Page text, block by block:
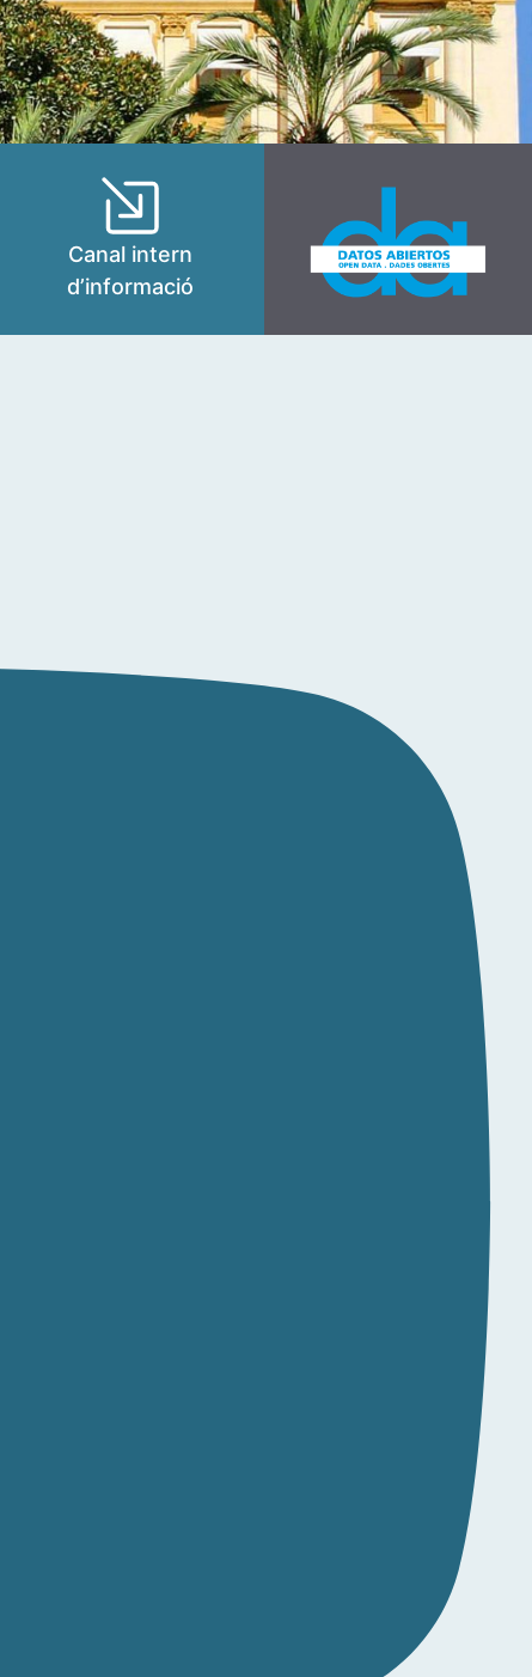
Canal intern
d’informació